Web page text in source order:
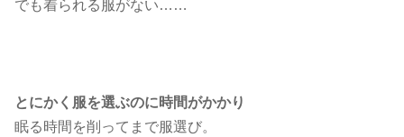
でも着られる服がない……
とにかく服を選ぶのに時間がかかり
眠る時間を削ってまで服選び。